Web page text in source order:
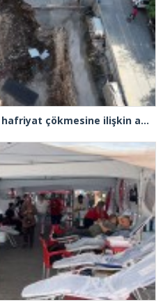
Çekmeköy Belediyesi’nden hafriyat çökmesine ilişkin açıklama